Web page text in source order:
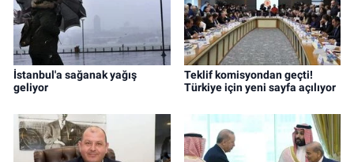
İstanbul'a sağanak yağış
geliyor
Teklif komisyondan geçti!
Türkiye için yeni sayfa açılıyor